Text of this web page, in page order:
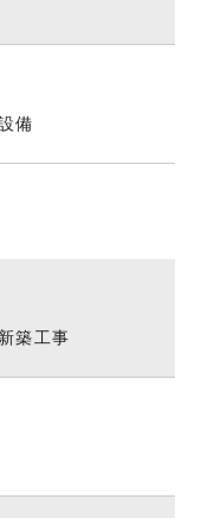
備
築工事